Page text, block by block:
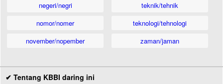
negeri/negri
nomor/nomer
november/nopember
teknik/tehnik
teknologi/tehnologi
zaman/jaman
✔ Tentang KBBI daring ini